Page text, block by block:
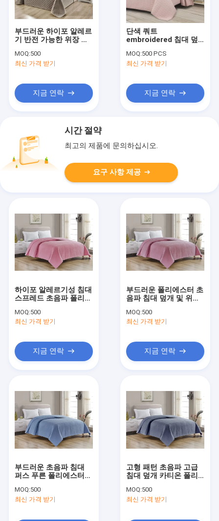
부드러운 하이포 알레르
기 반전 가능한 위장 침
MOQ:500
최신 가격 받기
지금 연락
단색 쿼트
embroidered 침대 덮
파 침대 덮개 마이크로
섬유 침대 덮개
MOQ:500 PCS
최신 가격 받기
지금 연락
시간 절약
최고의 제품에 문의하십시오.
요구 사항 제공
하이포 알레르기성 침대
스프레드 초음파 폴리에
덮개 카티온 스타일
MOQ:500
최신 가격 받기
지금 연락
부드러운 폴리에스터 초
음파 침대 덮개 및 위장
정 장식 가벼운 침대 덮
개
MOQ:500
최신 가격 받기
지금 연락
부드러운 초음파 침대
퍼스 푸른 폴리에스터
여왕 기계 세탁
MOQ:500
최신 가격 받기
고형 패턴 초음파 고급
침대 덮개 카티온 폴리
장 세트
MOQ:500
최신 가격 받기